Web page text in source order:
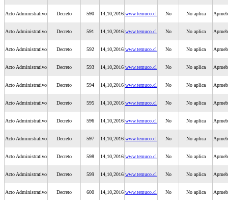
Acto Administrativo Decreto 590 14,10,2016 www.temuco.cl No No aplica
Acto Administrativo Decreto 591 14,10,2016 www.temuco.cl No No aplica
Acto Administrativo Decreto 592 14,10,2016 www.temuco.cl No No aplica
Acto Administrativo Decreto 593 14,10,2016 www.temuco.cl No No aplica
Acto Administrativo Decreto 594 14,10,2016 www.temuco.cl No No aplica
Acto Administrativo Decreto 595 14,10,2016 www.temuco.cl No No aplica
Acto Administrativo Decreto 596 14,10,2016 www.temuco.cl No No aplica
Acto Administrativo Decreto 597 14,10,2016 www.temuco.cl No No aplica
Acto Administrativo Decreto 598 14,10,2016 www.temuco.cl No No aplica
Acto Administrativo Decreto 599 14,10,2016 www.temuco.cl No No aplica
Acto Administrativo Decreto 600 14,10,2016 www.temuco.cl No No aplica